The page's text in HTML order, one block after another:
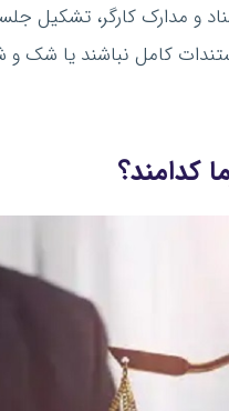
و مدارک کارگر، تشکیل
کامل نباشند یا شک و
کدامند؟